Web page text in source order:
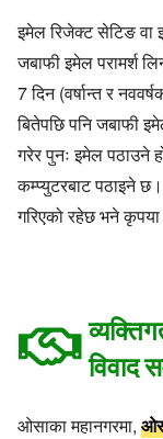
इमेल रिजेक्ट सेटिङ
जबाफी इमेल परामर्श
7 दिन (वर्षान्त र
बितेपछि पनि जबाफी
गरेर पुनः इमेल पठाउने
कम्प्युटरबाट पठाइने
गरिएको रहेछ भने
विवाद
ओसाका महानगरमा,